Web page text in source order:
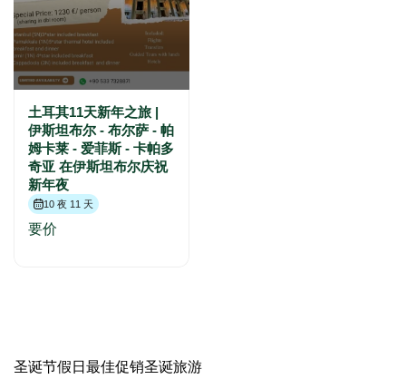
土耳其11天新年之旅 |
伊斯坦布尔 - 布尔萨 - 帕
姆卡莱 - 爱菲斯 - 卡帕多
奇亚 在伊斯坦布尔庆祝
新年夜
10 夜 11 天
要价
圣诞节假日最佳促销圣诞旅游